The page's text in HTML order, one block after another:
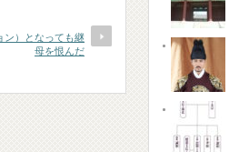
ン）となっても継
母を恨んだ